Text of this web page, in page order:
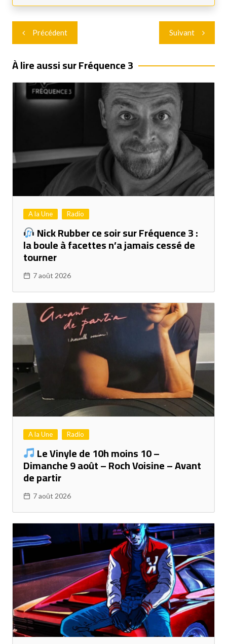
Navigation
de
l’article
Précédent Suivant
À lire aussi sur Fréquence 3
A la Une Radio
Nick Rubber ce soir sur Fréquence 3 :
la boule à facettes n’a jamais cessé de
tourner
7 août 2026
A la Une Radio
Le Vinyle de 10h moins 10 –
Dimanche 9 août – Roch Voisine – Avant
de partir
7 août 2026